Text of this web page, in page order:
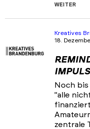
WEITER
Kreatives
18.
Noch bis
"alle
zentrale